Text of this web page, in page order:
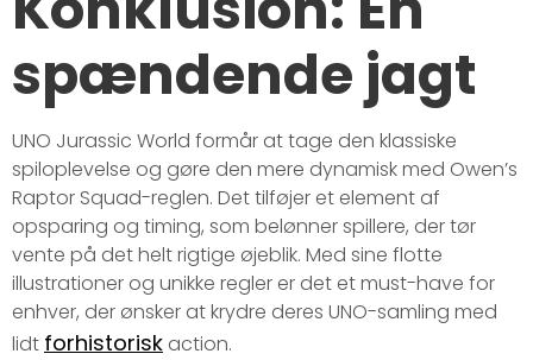
spændende jagt
UNO Jurassic World formår at tage den klassiske
spiloplevelse og gøre den mere dynamisk med Owen’s
Raptor Squad-reglen. Det tilføjer et element af
opsparing og timing, som belønner spillere, der tør
vente på det helt rigtige øjeblik. Med sine flotte
illustrationer og unikke regler er det et must-have for
enhver, der ønsker at krydre deres UNO-samling med
lidt forhistorisk action.